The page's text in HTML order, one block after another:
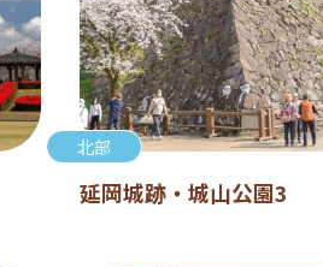
北部
延岡城跡・城山公園3